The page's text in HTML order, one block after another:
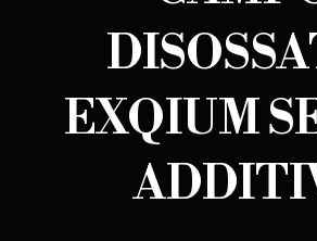
EXQIUM